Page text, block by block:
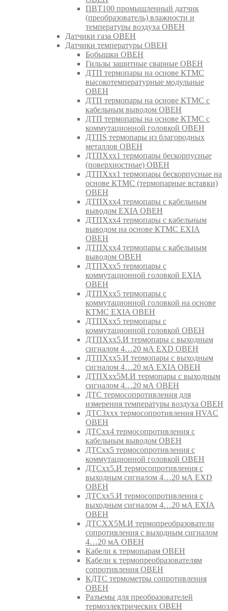
ПВТ100 промышленный датчик
(преобразователь) влажности и
температуры воздуха ОВЕН
Датчики газа ОВЕН
Датчики температуры ОВЕН
Бобышки ОВЕН
Гильзы защитные сварные ОВЕН
ДТП термопары на основе КТМС
высокотемпературные модульные
ОВЕН
ДТП термопары на основе КТМС с
кабельным выводом ОВЕН
ДТП термопары на основе КТМС с
коммутационной головкой ОВЕН
ДТПS термопары из благородных
металлов ОВЕН
ДТПХхх1 термопары бескорпусные
(поверхностные) ОВЕН
ДТПХхх1 термопары бескорпусные на
основе КТМС (термопарные вставки)
ОВЕН
ДТПХхх4 термопары с кабельным
выводом EXIA ОВЕН
ДТПХхх4 термопары с кабельным
выводом на основе КТМС EXIA
ОВЕН
ДТПХхх4 термопары с кабельным
выводом ОВЕН
ДТПХхх5 термопары с
коммутационной головкой EXIA
ОВЕН
ДТПХхх5 термопары с
коммутационной головкой на основе
КТМС EXIA ОВЕН
ДТПХхх5 термопары с
коммутационной головкой ОВЕН
ДТПХхх5.И термопары с выходным
сигналом 4…20 мА EXD ОВЕН
ДТПХхх5.И термопары с выходным
сигналом 4…20 мА EXIA ОВЕН
ДТПХхх5М.И термопары с выходным
сигналом 4…20 мА ОВЕН
ДТС термосопротивления для
измерения температуры воздуха ОВЕН
ДТС3ххх термосопротивления HVAC
ОВЕН
ДТСхх4 термосопротивления с
кабельным выводом ОВЕН
ДТСхх5 термосопротивления с
коммутационной головкой ОВЕН
ДТСхх5.И термосопротивления с
выходным сигналом 4…20 мА EXD
ОВЕН
ДТСхх5.И термосопротивления с
выходным сигналом 4…20 мА EXIA
ОВЕН
ДТСХХ5М.И термопреобразователи
сопротивления с выходным сигналом
4…20 мА ОВЕН
Кабели к термопарам ОВЕН
Кабели к термопреобразователям
сопротивления ОВЕН
КДТС термометры сопротивления
ОВЕН
Разъемы для преобразователей
термоэлектрических ОВЕН